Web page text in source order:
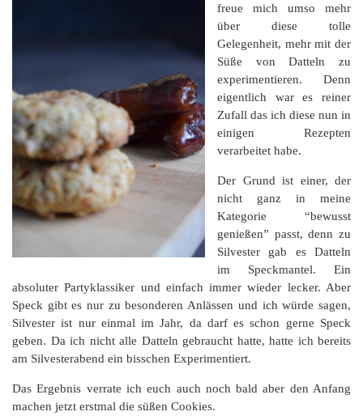
freue mich umso mehr
über diese tolle
Gelegenheit, mehr mit der
Süße von Datteln zu
experimentieren. Denn
eigentlich war es reiner
Zufall das ich diese nun in
einigen Rezepten
verarbeitet habe.
Der Grund ist einer, der
nicht ganz in meine
Kategorie “bewusst
genießen” passt, denn zu
Silvester gab es Datteln
im Speckmantel. Ein
absoluter Partyklassiker und einfach immer wieder lecker. Aber
Speck gibt es nur zu besonderen Anlässen und ich würde sagen,
Silvester ist nur einmal im Jahr, da darf es schon gerne Speck
geben. Da ich nicht alle Datteln gebraucht hatte, hatte ich bereits
am Silvesterabend ein bisschen Experimentiert.
Das Ergebnis verrate ich euch auch noch bald aber den Anfang
machen jetzt erstmal die süßen Cookies.